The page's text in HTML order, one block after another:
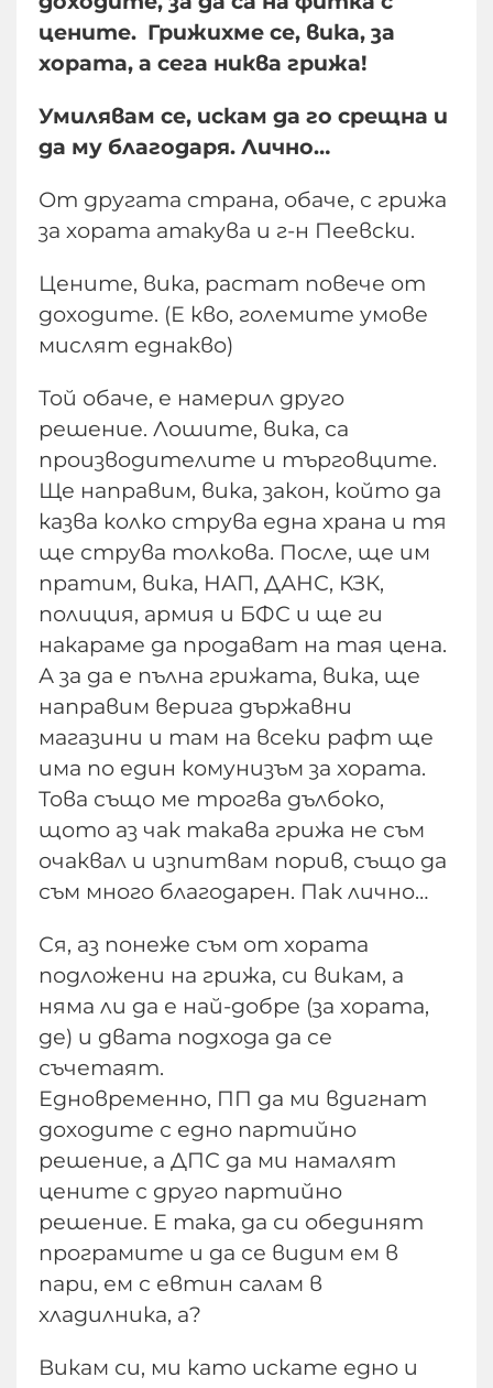
цените. Грижихме се, вика, за
хората, а сега никва грижа!
Умилявам се, искам да го срещна и
да му благодаря. Лично…
От другата страна, обаче, с грижа
за хората атакува и г-н Пеевски.
Цените, вика, растат повече от
доходите. (Е кво, големите умове
мислят еднакво)
Той обаче, е намерил друго
решение. Лошите, вика, са
производителите и търговците.
Ще направим, вика, закон, който да
казва колко струва една храна и тя
ще струва толкова. После, ще им
пратим, вика, НАП, ДАНС, КЗК,
полиция, армия и БФС и ще ги
накараме да продават на тая цена.
А за да е пълна грижата, вика, ще
направим верига държавни
магазини и там на всеки рафт ще
има по един комунизъм за хората.
Това също ме трогва дълбоко,
щото аз чак такава грижа не съм
очаквал и изпитвам порив, също да
съм много благодарен. Пак лично…
Ся, аз понеже съм от хората
подложени на грижа, си викам, а
няма ли да е най-добре (за хората,
де) и двата подхода да се
съчетаят.
Едновременно, ПП да ми вдигнат
доходите с едно партийно
решение, а ДПС да ми намалят
цените с друго партийно
решение. Е така, да си обединят
програмите и да се видим ем в
пари, ем с евтин салам в
хладилника, а?
Викам си, ми като искате едно и